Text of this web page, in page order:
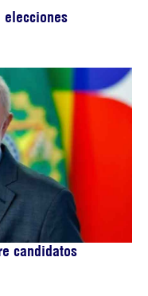
elecciones
candidatos